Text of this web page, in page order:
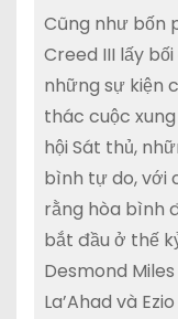
Cũng như bốn
Creed III lấy
những sự kiện
thác cuộc
hội Sát thủ,
bình tự do, với
rằng hòa bình
bắt đầu ở thế
Desmond
La’Ahad và